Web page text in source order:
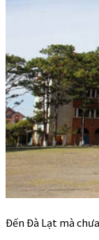
Đến Đà Lạt mà